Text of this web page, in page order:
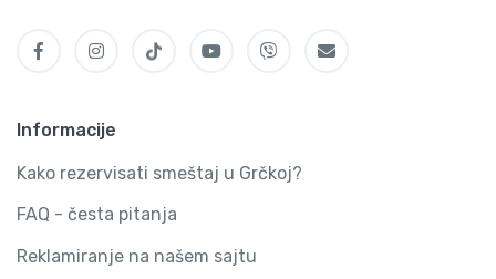
Informacije
Kako rezervisati smeštaj u Grčkoj?
FAQ - česta pitanja
Reklamiranje na našem sajtu